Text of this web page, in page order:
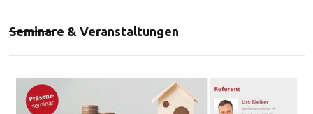
Seminare & Veranstaltungen